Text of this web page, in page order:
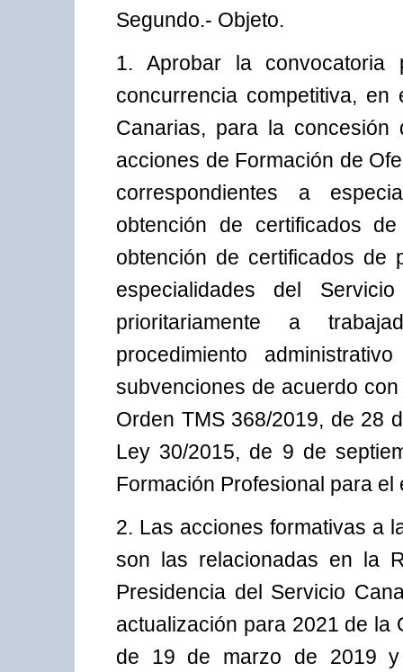
Segundo.- Objeto.
1. Aprobar la
concurrencia competitiva,
Canarias, para la
acciones de Formación de
correspondientes a
obtención de certificados
obtención de certificados de
especialidades del
prioritariamente a
procedimiento
subvenciones de acuerdo
Orden TMS 368/2019, de 28
Ley 30/2015, de 9 de
Formación Profesional para
2. Las acciones formativas a
son las relacionadas en la
Presidencia del Servicio
actualización para 2021 de la
de 19 de marzo de 2019 y